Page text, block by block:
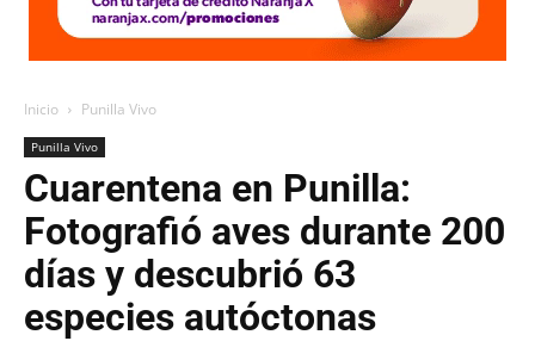
Inicio Punilla Vivo
Punilla Vivo
Cuarentena en Punilla:
Fotografió aves durante 200
días y descubrió 63
especies autóctonas